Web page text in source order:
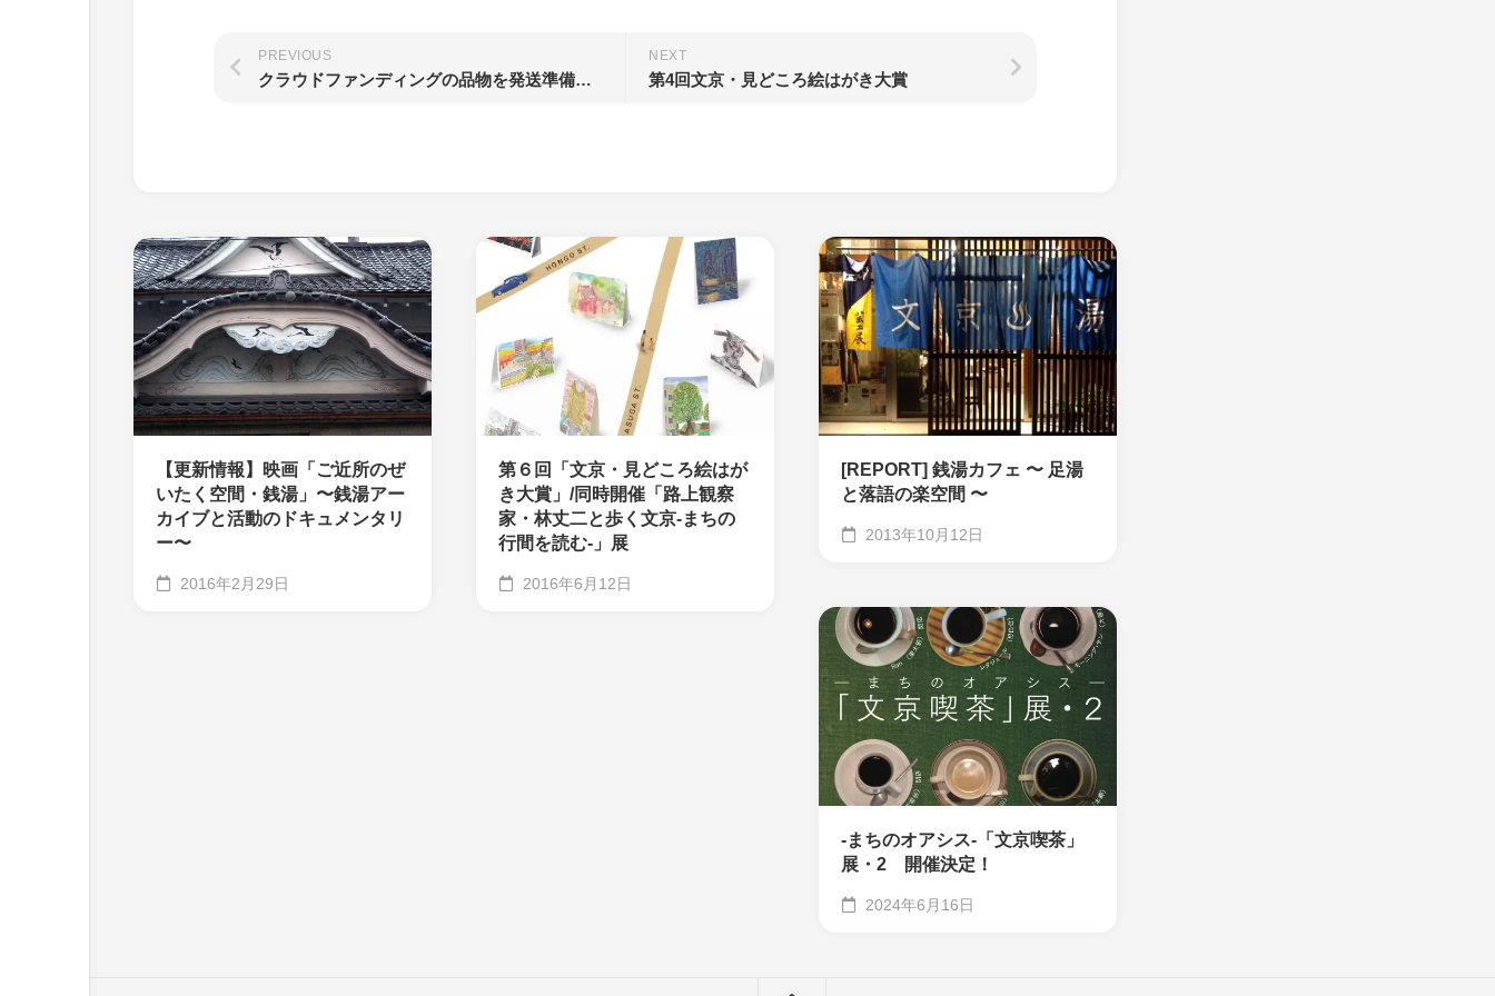
NEXT
第4回文京・見どころ絵はがき大賞
PREVIOUS
クラウドファンディングの品物を発送準備中です！
【更新情報】映画「ご近所のぜ
いたく空間・銭湯」〜銭湯アー
カイブと活動のドキュメンタリ
ー〜
2016年2月29日
第６回「文京・見どころ絵はが
き大賞」/同時開催「路上観察
家・林丈二と歩く文京-まちの
行間を読む-」展
2016年6月12日
[REPORT] 銭湯カフェ 〜 足湯
と落語の楽空間 〜
2013年10月12日
-まちのオアシス-「文京喫茶」
展・2 開催決定！
2024年6月16日